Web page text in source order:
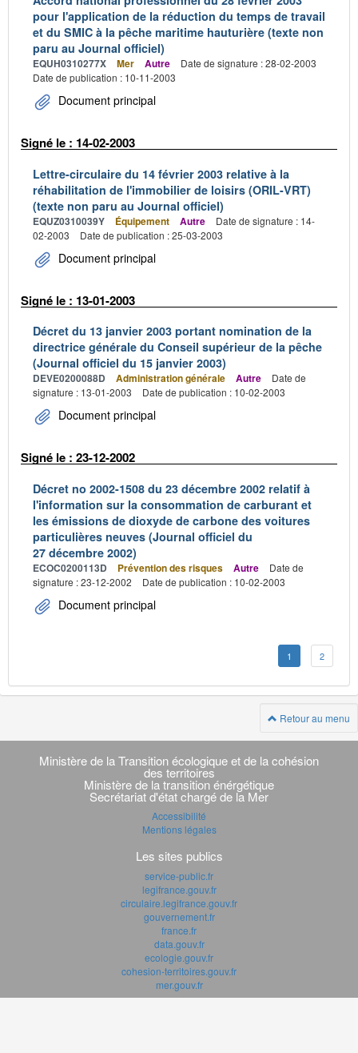
pour l'application de la réduction du temps de travail
et du SMIC à la pêche maritime hauturière (texte non
paru au Journal officiel)
EQUH0310277X Mer Autre
Date de signature : 28-02-2003
Date de publication : 10-11-2003
Document principal
Signé le : 14-02-2003
Lettre-circulaire du 14 février 2003 relative à la
réhabilitation de l'immobilier de loisirs (ORIL-VRT)
(texte non paru au Journal officiel)
EQUZ0310039Y Équipement Autre
Date de signature : 14-
02-2003
Date de publication : 25-03-2003
Document principal
Signé le : 13-01-2003
Décret du 13 janvier 2003 portant nomination de la
directrice générale du Conseil supérieur de la pêche
(Journal officiel du 15 janvier 2003)
DEVE0200088D Administration générale Autre
Date de
signature : 13-01-2003
Date de publication : 10-02-2003
Document principal
Signé le : 23-12-2002
Décret no 2002-1508 du 23 décembre 2002 relatif à
l'information sur la consommation de carburant et
les émissions de dioxyde de carbone des voitures
particulières neuves (Journal officiel du
27 décembre 2002)
ECOC0200113D Prévention des risques Autre
Date de
signature : 23-12-2002
Date de publication : 10-02-2003
Document principal
1 2
Retour au menu
Navigation
transverse
Ministère de la Transition écologique et de la cohésion
des territoires
Ministère de la transition énérgétique
Secrétariat d'état chargé de la Mer
Accessibilité
Mentions légales
Les sites publics
service-public.fr
legifrance.gouv.fr
circulaire.legifrance.gouv.fr
gouvernement.fr
france.fr
data.gouv.fr
ecologie.gouv.fr
cohesion-territoires.gouv.fr
mer.gouv.fr